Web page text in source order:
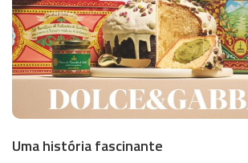
Uma história fascinante